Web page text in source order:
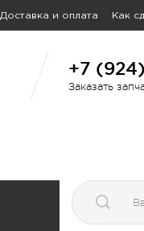
Доставка и оплата Как
+7 (924)
Заказать